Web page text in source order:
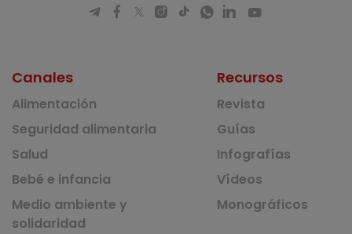
Canales
Alimentación
Seguridad alimentaria
Salud
Bebé e infancia
Medio ambiente y
solidaridad
Recursos
Revista
Guías
Infografías
Vídeos
Monográficos